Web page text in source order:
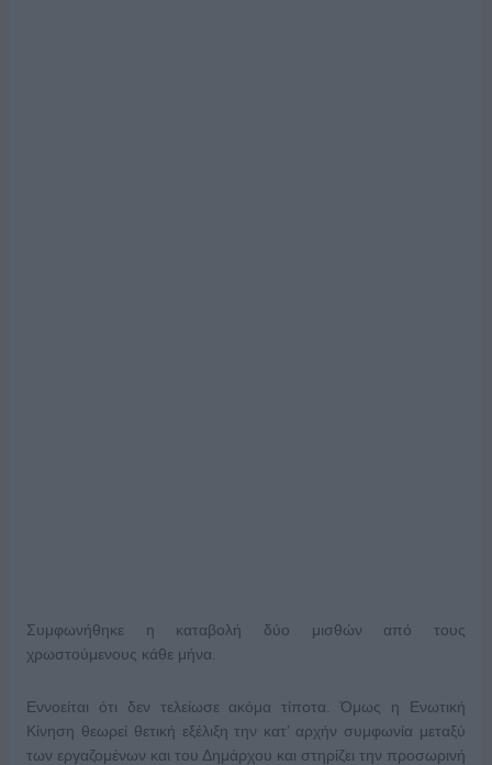
Συμφωνήθηκε η καταβολή δύο μισθών από τους
χρωστούμενους κάθε μήνα.
Εννοείται ότι δεν τελείωσε ακόμα τίποτα. Όμως η Ενωτική
Κίνηση θεωρεί θετική εξέλιξη την κατ’ αρχήν συμφωνία μεταξύ
των εργαζομένων και του Δημάρχου και στηρίζει την προσωρινή